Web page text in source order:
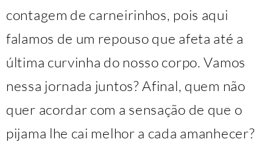
contagem de carneirinhos, pois aqui
falamos de um repouso que afeta até a
última curvinha do nosso corpo. Vamos
nessa jornada juntos? Afinal, quem não
quer acordar com a sensação de que o
pijama lhe cai melhor a cada amanhecer?